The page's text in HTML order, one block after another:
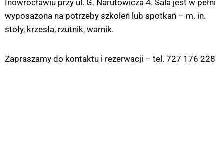
Inowrocławiu przy ul. G. Narutowicza 4. Sala jest w pełni
wyposażona na potrzeby szkoleń lub spotkań – m. in.
stoły, krzesła, rzutnik, warnik.
Zapraszamy do kontaktu i rezerwacji – tel. 727 176 228